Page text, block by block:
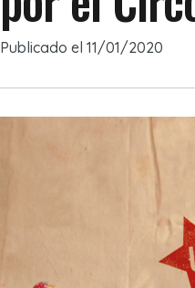
Publicado el 11/01/2020